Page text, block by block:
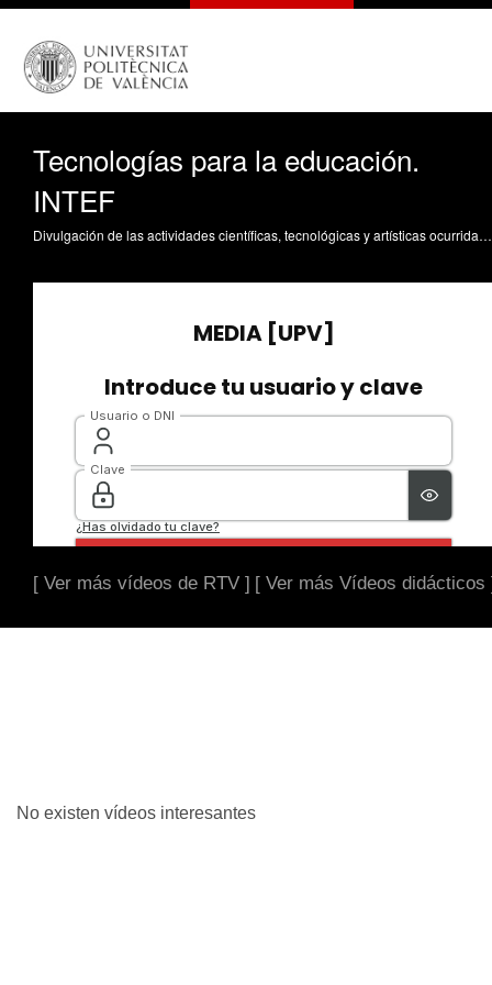
Tecnologías para la educación.
INTEF
Divulgación de las actividades científicas, tecnológicas y artísticas ocurridas en los tres campus de la UPV
[ Ver más vídeos de RTV ] [ Ver más Vídeos didácticos
No existen vídeos interesantes